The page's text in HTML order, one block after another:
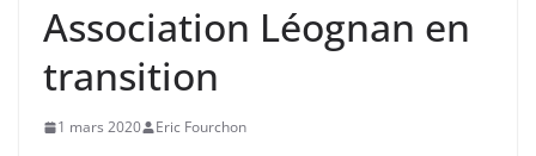
Association Léognan en
transition
1 mars 2020 Eric Fourchon